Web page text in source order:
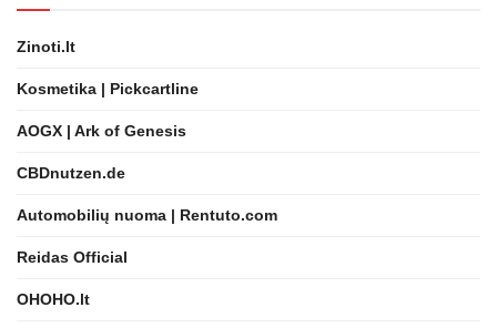
Zinoti.lt
Kosmetika | Pickcartline
AOGX | Ark of Genesis
CBDnutzen.de
Automobilių nuoma | Rentuto.com
Reidas Official
OHOHO.lt